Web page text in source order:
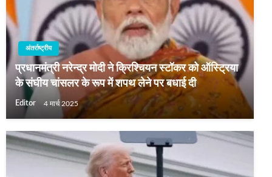
अंतर्राष्ट्रीय
प्रधानमंत्री नरेन्द्र मोदी ने क्रिश्चियन स्टॉकर को ऑस्ट्रिया
के संघीय चांसलर के रूप में शपथ लेने पर बधाई दी
Editor 4 मार्च 2025